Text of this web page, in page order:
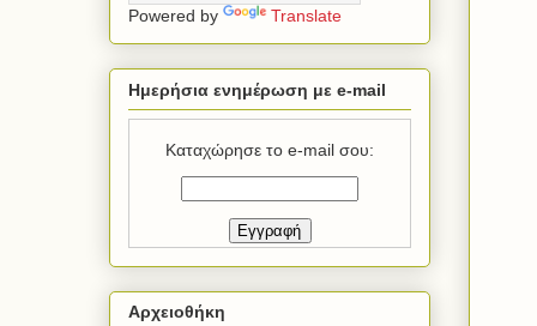
Powered by Translate
Ημερήσια ενημέρωση με e-mail
Καταχώρησε το e-mail σου:
Αρχειοθήκη